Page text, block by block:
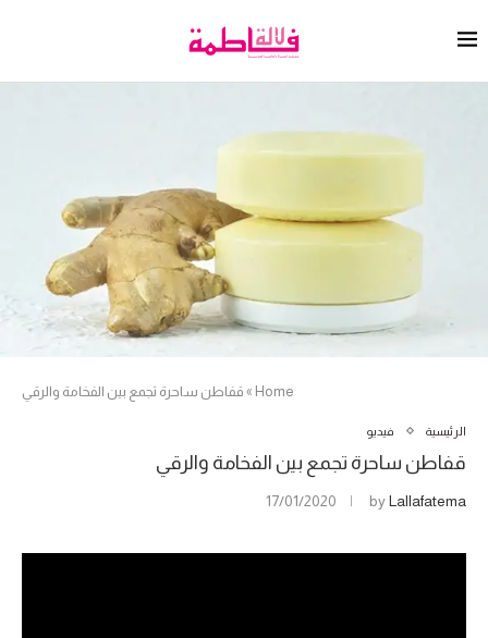
Home
» قفاطن ساحرة تجمع بين الفخامة والرقي
الرئيسية فيديو
قفاطن ساحرة تجمع بين الفخامة والرقي
byLallafatema
17/01/2020